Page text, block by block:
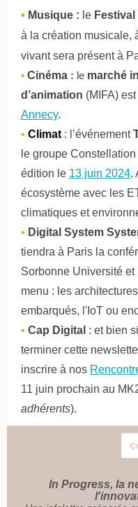
• Musique : e Festival
à la création musicale,
vivant sera présent à
• Cinéma : le marché
d’animation (MIFA)
Annecy.
• Climat : l ’événement
le groupe
édition le 13 juin 2024.
écosystème avec les
climatiques et
• Digital System
tiendra à Paris la
Sorbonne Université
menu : les
embarqués, l'IoT ou
• Cap Digital : et bien
terminer cette
inscrire à nos
11 juin prochain au
adhérents).
In Progress, la